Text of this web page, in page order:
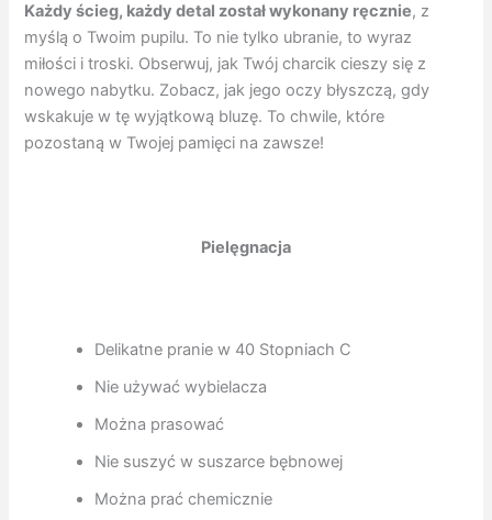
Każdy ścieg, każdy detal został wykonany ręcznie, z
myślą o Twoim pupilu. To nie tylko ubranie, to wyraz
miłości i troski. Obserwuj, jak Twój charcik cieszy się z
nowego nabytku. Zobacz, jak jego oczy błyszczą, gdy
wskakuje w tę wyjątkową bluzę. To chwile, które
pozostaną w Twojej pamięci na zawsze!
Pielęgnacja
Delikatne pranie w 40 Stopniach C
Nie używać wybielacza
Można prasować
Nie suszyć w suszarce bębnowej
Można prać chemicznie